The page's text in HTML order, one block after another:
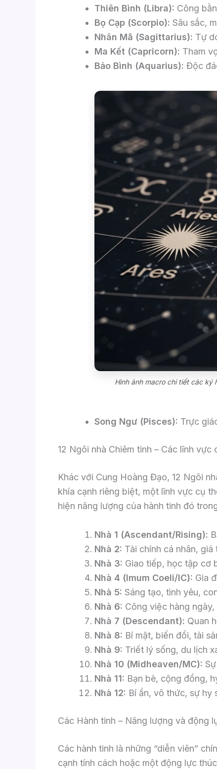
Thiên Bình (Libra): Công
Bọ Cạp (Scorpio): Sâu sắc,
Nhân Mã (Sagittarius): Tự
Ma Kết (Capricorn): Tham
Bảo Bình (Aquarius): Độc
Hình ảnh macro chi tiết các ký
Song Ngư (Pisces): Trực
12 Ngôi nhà Chiêm tinh – Các lĩnh
Khác với Cung Hoàng Đạo, 12 Ngôi
khía cạnh riêng biệt, một lĩnh vực cụ
hiện năng lượng của hành tinh đó
Nhà 1 (Ascendant/Rising):
Nhà 2: Tài chính cá nhân,
Nhà 3: Giao tiếp, học tập cơ
Nhà 4 (Imum Coeli/IC): Gia
Nhà 5: Sáng tạo, tình yêu,
Nhà 6: Công việc hàng
Nhà 7 (Descendant): Quan
Nhà 8: Bí mật, biến đổi, tài
Nhà 9: Triết lý sống, du lịch
Nhà 10 (Midheaven/MC):
Nhà 11: Bạn bè, cộng đồng,
Nhà 12: Bí ẩn, vô thức, sự hy
Các Hành tinh – Năng lượng và động
Các hành tinh là những “diễn viên”
cạnh tính cách hoặc một động lực